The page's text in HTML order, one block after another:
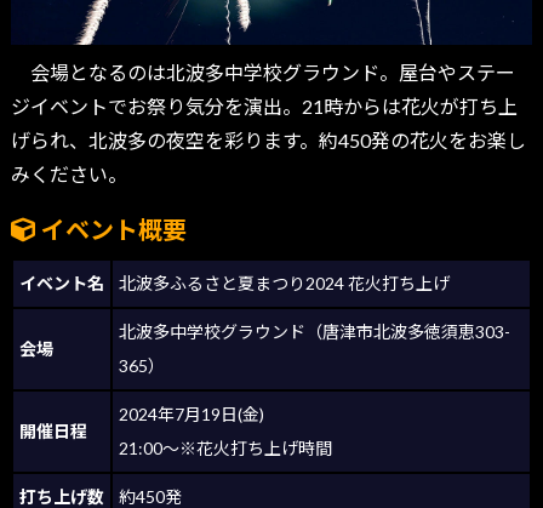
会場となるのは北波多中学校グラウンド。屋台やステー
ジイベントでお祭り気分を演出。21時からは花火が打ち上
げられ、北波多の夜空を彩ります。約450発の花火をお楽し
みください。
イベント概要
イベント名 北波多ふるさと夏まつり2024 花火打ち上げ
会場
北波多中学校グラウンド（唐津市北波多徳須恵303-
365）
開催日程
2024年7月19日(金)
21:00～※花火打ち上げ時間
打ち上げ数 約450発